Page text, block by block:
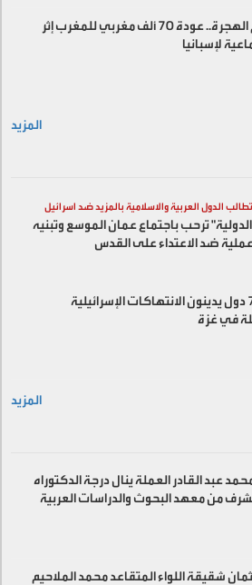
تبخر حلم الهجرة.. عودة 70 ألف مغربي للمغرب إثر
لإسبانيا
المزيد
الدول العربية والاسلامية بالمزيد ضد اسرائيل
ترحب باجتماع عمان الموسع وتبنيه
ضد الاعتداء على القدس
الأردن و7 دول يدينون الانتهاكات الإسرائيلية
في غزة
المزيد
عبد القادر العملة ينال درجة الدكتوراه
من معهد البحوث والدراسات العربية
شقيقة اللواء المتقاعد محمد الملاحيم